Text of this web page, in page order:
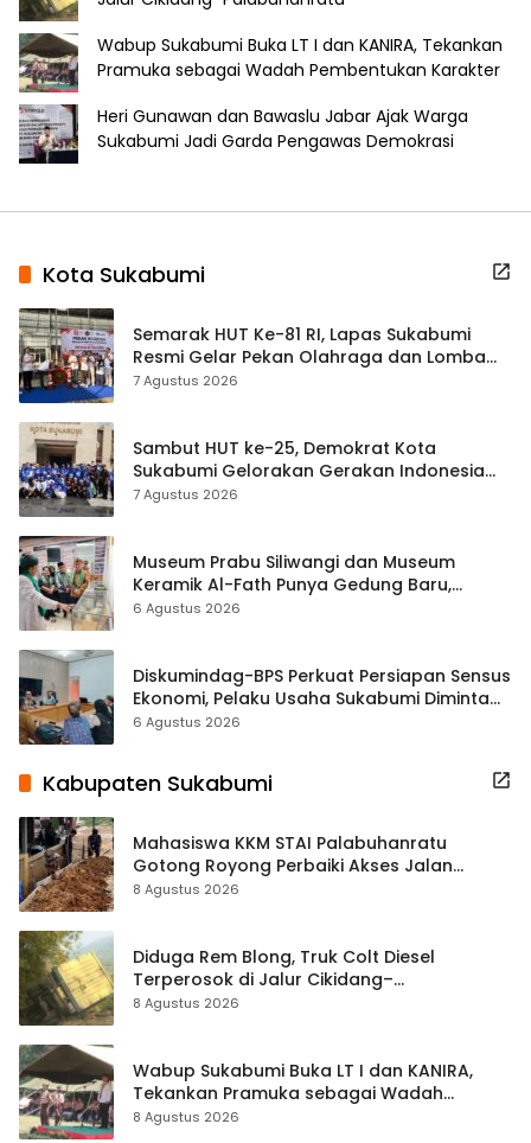
Wabup Sukabumi Buka LT I dan KANIRA, Tekankan
Pramuka sebagai Wadah Pembentukan Karakter
Heri Gunawan dan Bawaslu Jabar Ajak Warga
Sukabumi Jadi Garda Pengawas Demokrasi
Kota Sukabumi
Semarak HUT Ke-81 RI, Lapas Sukabumi
Resmi Gelar Pekan Olahraga dan Lomba
Tradisional
7 Agustus 2026
Sambut HUT ke-25, Demokrat Kota
Sukabumi Gelorakan Gerakan Indonesia
ASRI Lewat Aksi Bersih Masjid Agung
7 Agustus 2026
Museum Prabu Siliwangi dan Museum
Keramik Al-Fath Punya Gedung Baru,
Hampir 500 Koleksi Dipisahkan
6 Agustus 2026
Diskumindag-BPS Perkuat Persiapan Sensus
Ekonomi, Pelaku Usaha Sukabumi Diminta
Terbuka Beri Data
6 Agustus 2026
Kabupaten Sukabumi
Mahasiswa KKM STAI Palabuhanratu
Gotong Royong Perbaiki Akses Jalan
Majelis Ta’lim di Sagaranten
8 Agustus 2026
Diduga Rem Blong, Truk Colt Diesel
Terperosok di Jalur Cikidang–
Palabuhanratu
8 Agustus 2026
Wabup Sukabumi Buka LT I dan KANIRA,
Tekankan Pramuka sebagai Wadah
Pembentukan Karakter
8 Agustus 2026